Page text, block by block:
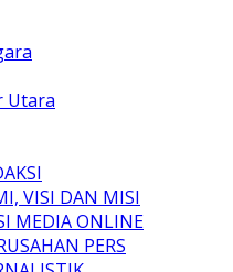
Utara
VISI DAN MISI
MEDIA ONLINE
PERS